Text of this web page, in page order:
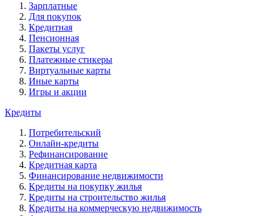
Зарплатные
Для покупок
Кредитная
Пенсионная
Пакеты услуг
Платежные стикеры
Виртуальные карты
Иные карты
Игры и акции
Кредиты
Потребительский
Онлайн-кредиты
Рефинансирование
Кредитная карта
Финансирование недвижимости
Кредиты на покупку жилья
Кредиты на строительство жилья
Кредиты на коммерческую недвижимость